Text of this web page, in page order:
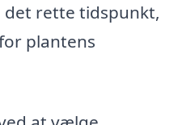
det rette tidspunkt,
plantens